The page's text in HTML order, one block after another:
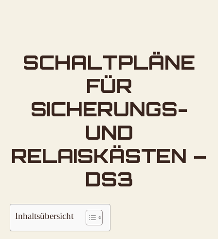
SCHALTPLÄNE
FÜR
SICHERUNGS-
UND
RELAISKÄSTEN –
DS3
Inhaltsübersicht